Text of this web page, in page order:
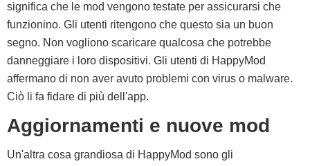
significa che le mod vengono testate per assicurarsi che
funzionino. Gli utenti ritengono che questo sia un buon
segno. Non vogliono scaricare qualcosa che potrebbe
danneggiare i loro dispositivi. Gli utenti di HappyMod
affermano di non aver avuto problemi con virus o malware.
Ciò li fa fidare di più dell'app.
Aggiornamenti e nuove mod
Un'altra cosa grandiosa di HappyMod sono gli